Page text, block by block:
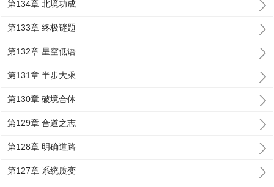
第134章 北境功成
第133章 终极谜题
第132章 星空低语
第131章 半步大乘
第130章 破境合体
第129章 合道之志
第128章 明确道路
第127章 系统质变